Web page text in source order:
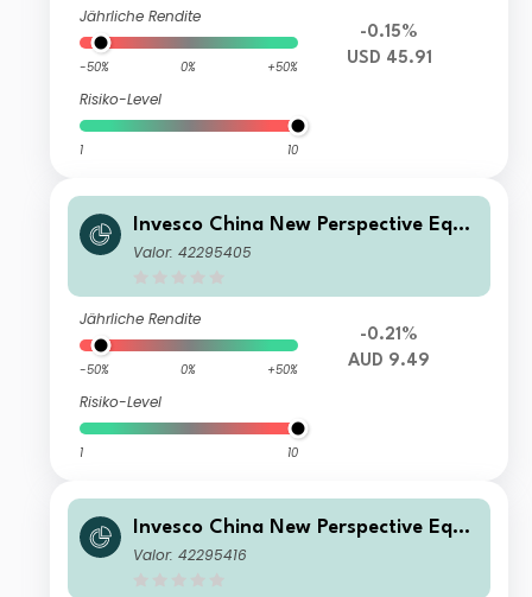
Jährliche Rendite
-50% 0% +50%
Risiko-Level
1 10
-0.15%
USD 45.91
Invesco China New Perspective Equit
y Fund A (AUD Hedged) Accumulatio
Valor: 42295405
Jährliche Rendite
-50% 0% +50%
Risiko-Level
1 10
-0.21%
AUD 9.49
Invesco China New Perspective Equit
y Fund A (CHF Hedged) Accumulatio
Valor: 42295416